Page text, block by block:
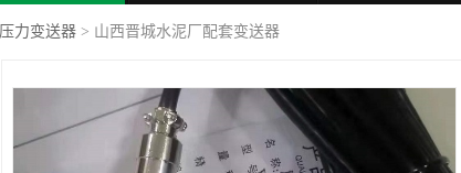
力变送器 > 山西晋城水泥厂配套变送器